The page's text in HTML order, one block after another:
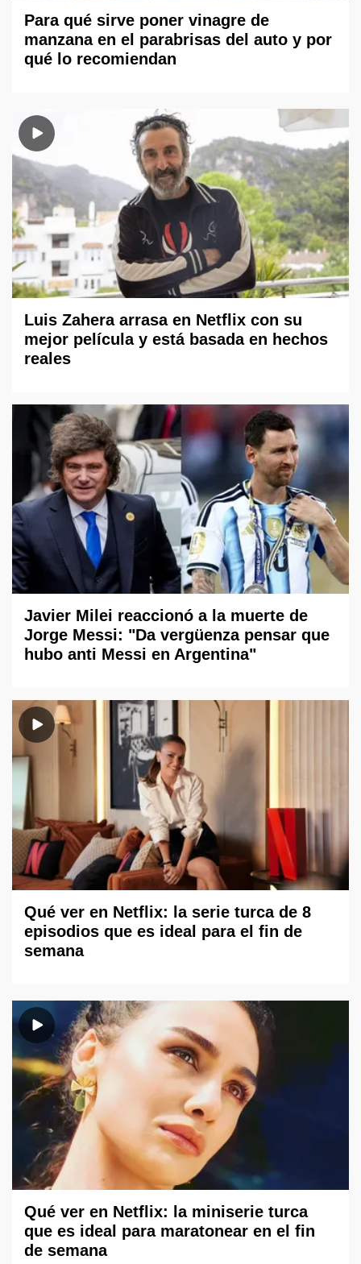
Para qué sirve poner vinagre de
manzana en el parabrisas del auto y por
qué lo recomiendan
Luis Zahera arrasa en Netflix con su
mejor película y está basada en hechos
reales
Javier Milei reaccionó a la muerte de
Jorge Messi: "Da vergüenza pensar que
hubo anti Messi en Argentina"
Qué ver en Netflix: la serie turca de 8
episodios que es ideal para el fin de
semana
Qué ver en Netflix: la miniserie turca
que es ideal para maratonear en el fin
de semana